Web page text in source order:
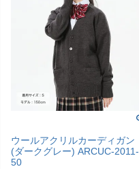
ウールアクリルカーディガン
(ダークグレー) ARCUC-2011-
50